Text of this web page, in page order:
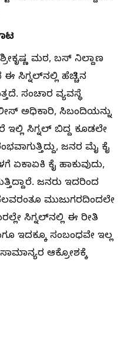
ಮಠ, ಬಸ್‌ ನಿಲ್ದಾಣ
ಈ ಸಿಗ್ನಲ್‌ನಲ್ಲಿ ಹೆಚ್ಚಿನ
ಸಂಚಾರ ವ್ಯವಸ್ಥೆ
ಅಧಿಕಾರಿ, ಸಿಬಂದಿಯನ್ನು
ಸಿಗ್ನಲ್‌ ಬಿದ್ದ ಕೂಡಲೇ
ಜನರ ಮೈ ಕೈ
ಏಕಾಏಕಿ ಕೈ ಹಾಕುವುದು,
ಜನರು ಇದರಿಂದ
ಕೆಲವರಂತೂ ಮುಜುಗರದಿಂದಲೇ
ಸಿಗ್ನಲ್‌ನಲ್ಲಿ ಈ ರೀತಿ
ಇದಕ್ಕೂ ಸಂಬಂಧವೇ ಇಲ್ಲ
ಆಕ್ರೋಶಕ್ಕೆ